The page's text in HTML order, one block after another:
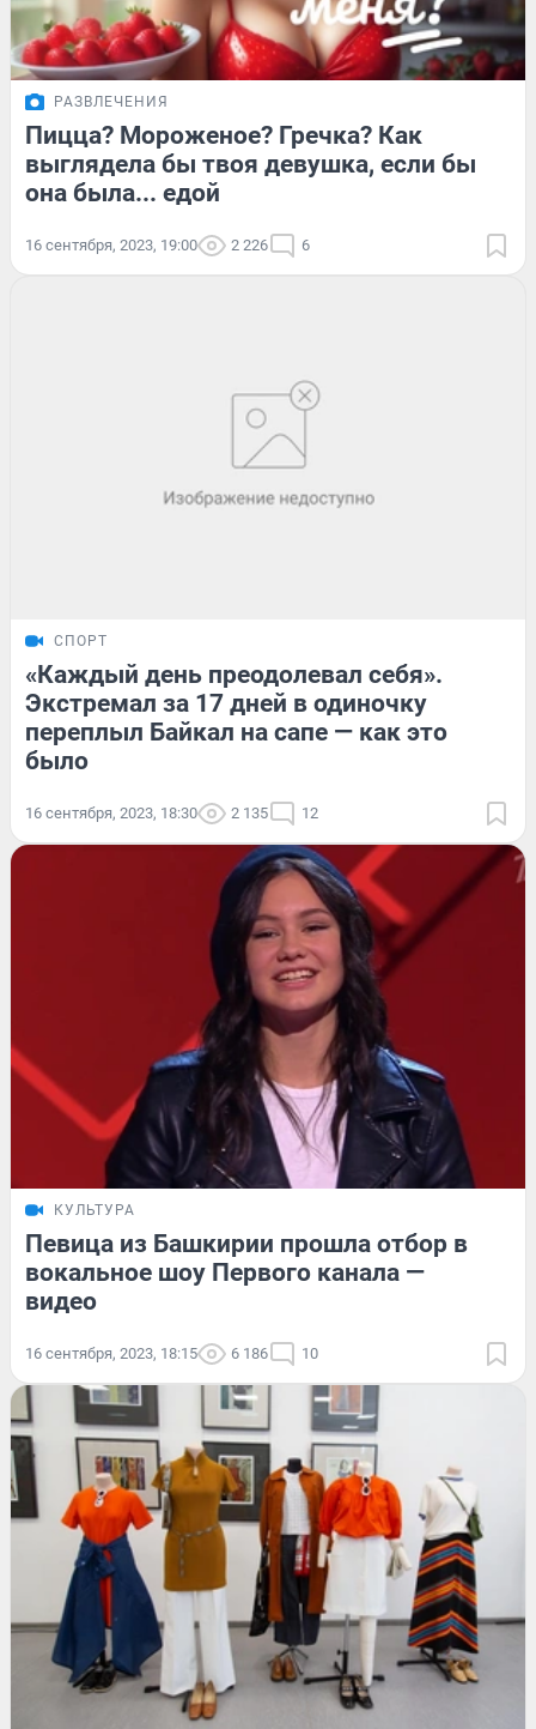
РАЗВЛЕЧЕНИЯ
Пицца? Мороженое? Гречка? Как
выглядела бы твоя девушка, если бы
она была... едой
16 сентября, 2023, 19:00 2 226 6
СПОРТ
«Каждый день преодолевал себя».
Экстремал за 17 дней в одиночку
переплыл Байкал на сапе — как это
было
16 сентября, 2023, 18:30 2 135 12
КУЛЬТУРА
Певица из Башкирии прошла отбор в
вокальное шоу Первого канала —
видео
16 сентября, 2023, 18:15 6 186 10